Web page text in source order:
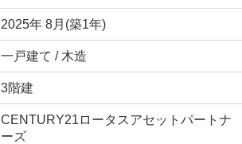
2025年 8月(築1年)
一戸建て / 木造
3階建
CENTURY21ロータスアセットパートナ
ーズ